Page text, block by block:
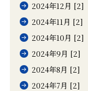
2024年12月 [2]
2024年11月 [2]
2024年10月 [2]
2024年9月 [2]
2024年8月 [2]
2024年7月 [2]